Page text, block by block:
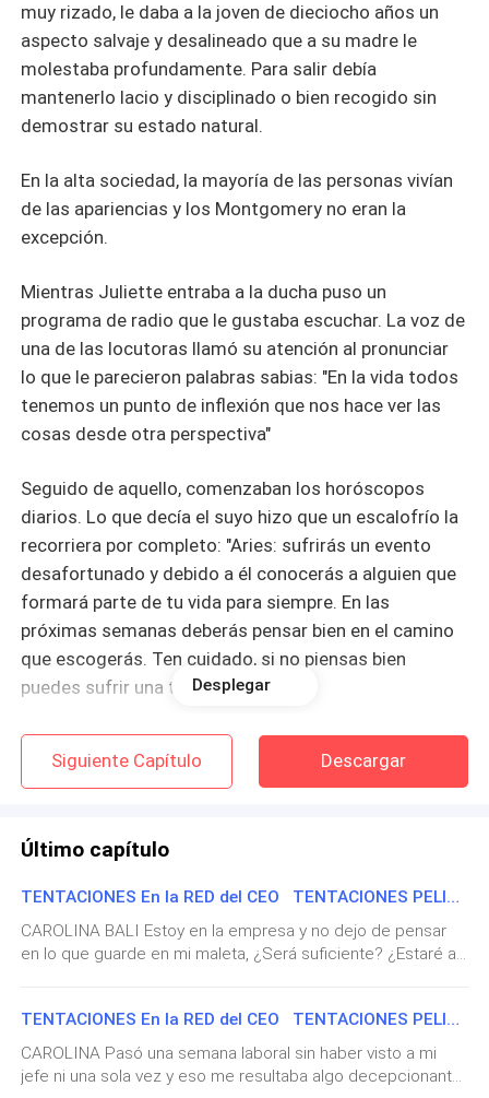
muy rizado, le daba a la joven de dieciocho años un
aspecto salvaje y desalineado que a su madre le
molestaba profundamente. Para salir debía
mantenerlo lacio y disciplinado o bien recogido sin
demostrar su estado natural.
En la alta sociedad, la mayoría de las personas vivían
de las apariencias y los Montgomery no eran la
excepción.
Mientras Juliette entraba a la ducha puso un
programa de radio que le gustaba escuchar. La voz de
una de las locutoras llamó su atención al pronunciar
lo que le parecieron palabras sabias: "En la vida todos
tenemos un punto de inflexión que nos hace ver las
cosas desde otra perspectiva"
Seguido de aquello, comenzaban los horóscopos
diarios. Lo que decía el suyo hizo que un escalofrío la
recorriera por completo: "Aries: sufrirás un evento
desafortunado y debido a él conocerás a alguien que
formará parte de tu vida para siempre. En las
próximas semanas deberás pensar bien en el camino
que escogerás. Ten cuidado, si no piensas bien
puedes sufrir una tragedia"
Al salir de la ducha, Juliette observó la ropa que
debería usar. Un vestido que no le agradaba, sandalias
camisetas y zapatillas. También le agradaba la ropa
-¿Por qué debo usar esto?- Observó con detenimiento
las prendas- ¿Tendré una cita? No, no puede ser
Pensaba en la salida que tenía con Carlos. Él era
guapo, pero no le agradaba demasiado. Sus ideales
eran opuestos a los suyos. Mientras que ella
Desplegar
Siguiente Capítulo Descargar
Último capítulo
TENTACIONES En la RED del CEO TENTACIONES PELIGROSAS - ¿QUIÉN ES BD?
CAROLINA BALI Estoy en la empresa y no dejo de pensar
en lo que guarde en mi maleta, ¿Será suficiente? ¿Estaré a
con mi jefe malhumorado, pero endiabladamente atractivo.
Por un momento pienso en mi pasado, ¿Cómo sería delante
de mi jefe si no hubiese perdido la memoria?
Probablemente estaría terminando una carrera universitaria
TENTACIONES En la RED del CEO TENTACIONES PELIGROSAS - LLAMADO DE CAMILO
CAROLINA Pasó una semana laboral sin haber visto a mi
jefe ni una sola vez y eso me resultaba algo decepcionante